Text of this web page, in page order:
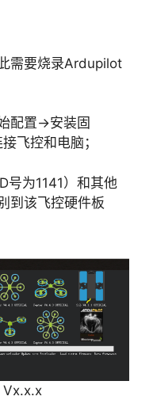
需要烧录Ardupilot
配置->安装固
飞控和电脑；
号为1141）和其他
到该飞控硬件板
Vx.x.x